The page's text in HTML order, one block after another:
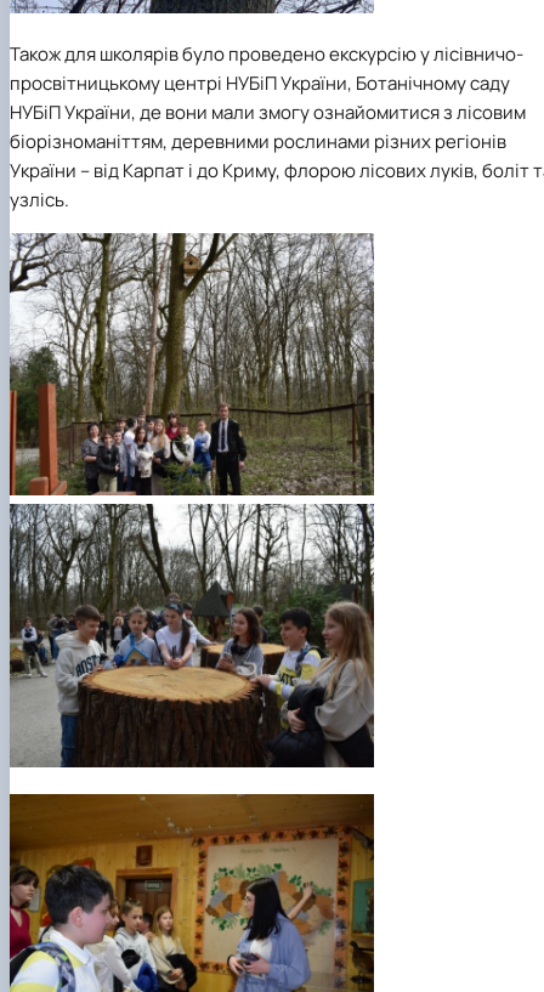
Також для школярів було проведено екскурсію у лісівничо-
просвітницькому центрі НУБіП України, Ботанічному саду
НУБіП України, де вони мали змогу ознайомитися з лісовим
біорізноманіттям, деревними рослинами різних регіонів
України – від Карпат і до Криму, флорою лісових луків, боліт
узлісь.